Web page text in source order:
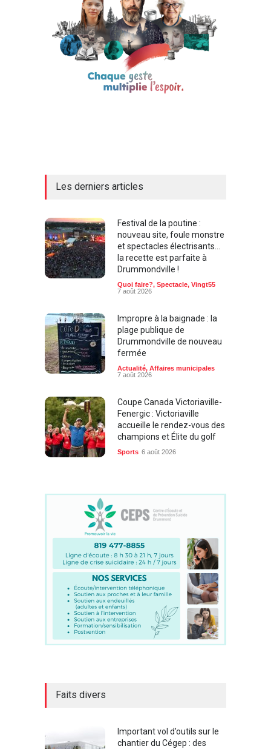
Les derniers articles
Festival de la poutine :
nouveau site, foule monstre
et spectacles électrisants…
la recette est parfaite à
Drummondville !
Quoi faire?, Spectacle, Vingt55
7 août 2026
Impropre à la baignade : la
plage publique de
Drummondville de nouveau
fermée
Actualité, Affaires municipales
7 août 2026
Coupe Canada Victoriaville-
Fenergic : Victoriaville
accueille le rendez-vous des
champions et Élite du golf
Sports 6 août 2026
Faits divers
Important vol d’outils sur le
chantier du Cégep : des